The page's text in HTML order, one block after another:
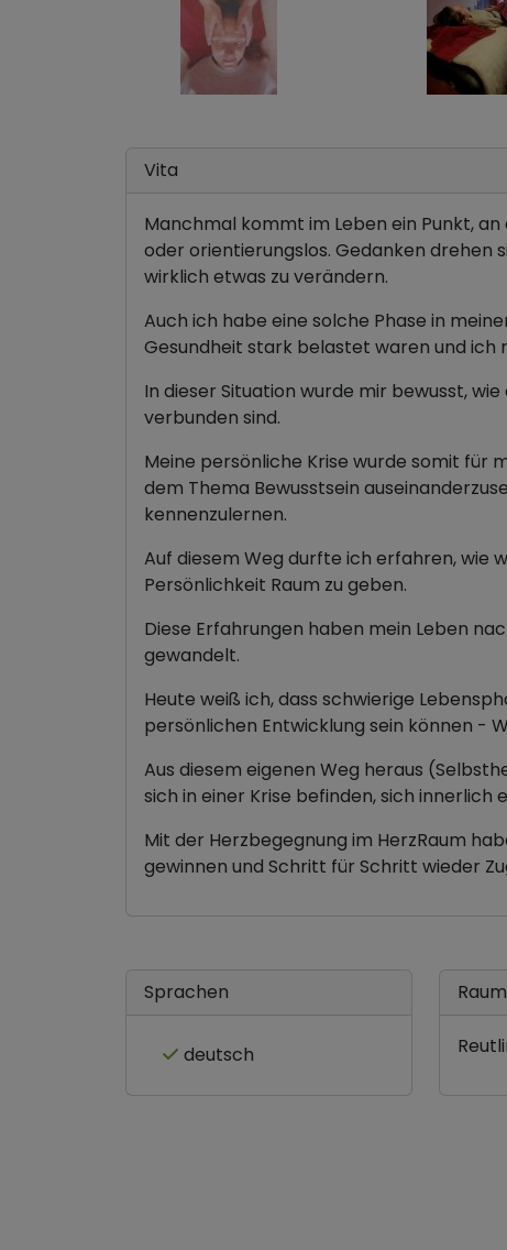
Vita
Manchmal kommt im Leben ein Punkt,
oder orientierungslos. Gedanken drehen
wirklich etwas zu verändern.
Auch ich habe eine solche Phase in
Gesundheit stark belastet waren und ich
In dieser Situation wurde mir bewusst,
verbunden sind.
Meine persönliche Krise wurde somit für
dem Thema Bewusstsein
kennenzulernen.
Auf diesem Weg durfte ich erfahren, wie
Persönlichkeit Raum zu geben.
Diese Erfahrungen haben mein Leben
gewandelt.
Heute weiß ich, dass schwierige
persönlichen Entwicklung sein können -
Aus diesem eigenen Weg heraus
sich in einer Krise befinden, sich
Mit der Herzbegegnung im HerzRaum
gewinnen und Schritt für Schritt wieder
Sprachen
deutsch